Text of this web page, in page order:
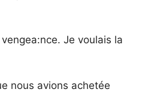
Je voulais la
nous avions achetée